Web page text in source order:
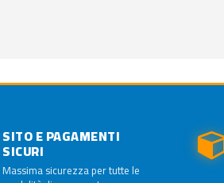
SITO E PAGAMENTI
SICURI
Massima sicurezza per tutte le